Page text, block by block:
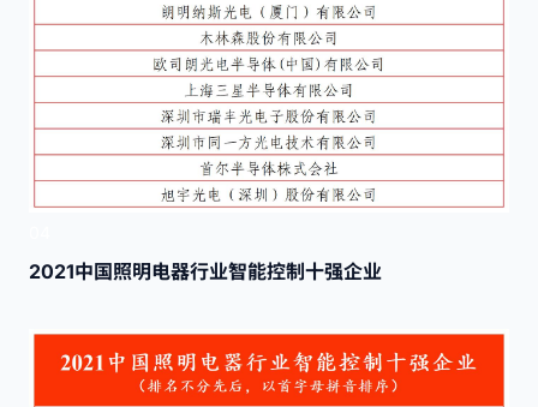
2021中国照明电器行业智能控制十强企业